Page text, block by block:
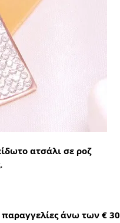
ατσάλι σε ροζ
άνω των € 30